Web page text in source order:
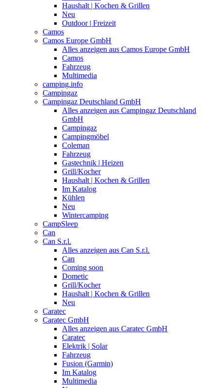
Haushalt | Kochen & Grillen
Neu
Outdoor | Freizeit
Camos
Camos Europe GmbH
Alles anzeigen aus Camos Europe GmbH
Camos
Fahrzeug
Multimedia
camping.info
Campingaz
Campingaz Deutschland GmbH
Alles anzeigen aus Campingaz Deutschland
GmbH
Campingaz
Campingmöbel
Coleman
Fahrzeug
Gastechnik | Heizen
Grill/Kocher
Haushalt | Kochen & Grillen
Im Katalog
Kühlen
Neu
Wintercamping
CampSleep
Can
Can S.r.l.
Alles anzeigen aus Can S.r.l.
Can
Coming soon
Dometic
Grill/Kocher
Haushalt | Kochen & Grillen
Neu
Caratec
Caratec GmbH
Alles anzeigen aus Caratec GmbH
Caratec
Elektrik | Solar
Fahrzeug
Fusion (Garmin)
Im Katalog
Multimedia